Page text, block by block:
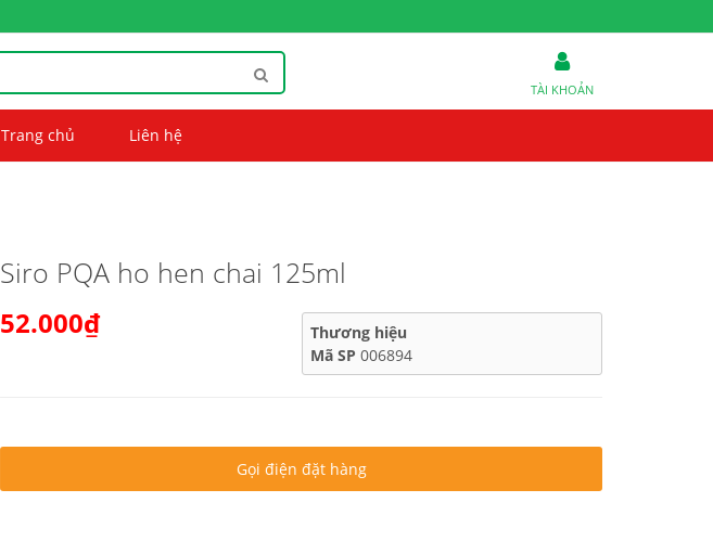
TÀI KHOẢN
Trang chủ Liên hệ
Siro PQA ho hen chai 125ml
52.000₫
Thương hiệu
Mã SP 006894
Gọi điện đặt hàng